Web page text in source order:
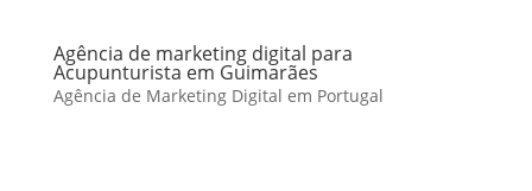
Agência de marketing digital para
Acupunturista em Guimarães
Agência de Marketing Digital em Portugal